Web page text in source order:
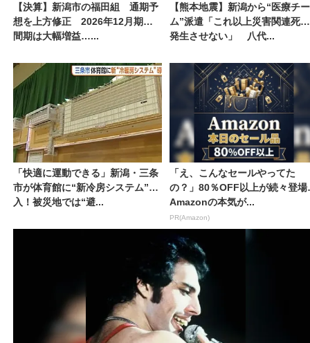
【決算】新潟市の福田組 通期予
想を上方修正 2026年12月期中
間期は大幅増益…...
【熊本地震】新潟から“医療チー
ム”派遣「これ以上災害関連死を
発生させない」 八代...
「快適に運動できる」新潟・三条
市が体育館に“新冷房システム”導
入！被災地では“避...
「え、こんなセールやってた
の？」80％OFF以上が続々登場
Amazonの本気が...
PR(Amazon)